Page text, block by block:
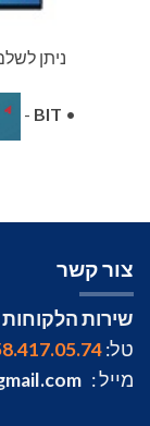
ניתן
•
BIT
-
צור קשר
שירות הלקוחות
טל:
מייל :